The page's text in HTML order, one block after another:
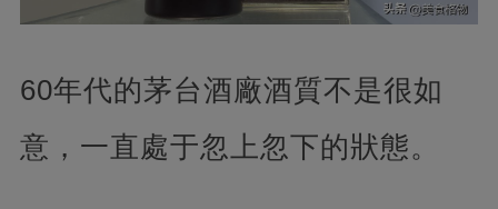
60年代的茅台酒廠酒質不是很如
意，一直處于忽上忽下的狀態。